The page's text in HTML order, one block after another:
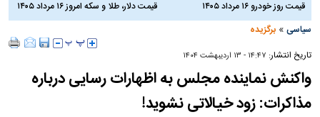
قیمت روز خودرو ۱۶ مرداد ۱۴۰۵
قیمت دلار، طلا و سکه امروز ۱۶ مرداد ۱۴۰۵
سیاسی »برگزیده
تاریخ انتشار: ۱۴:۴۷ - ۱۳ ارديبهشت ۱۴۰۴
واکنش نماینده مجلس به اظهارات رسایی درباره
مذاکرات: زود خیالاتی نشوید!